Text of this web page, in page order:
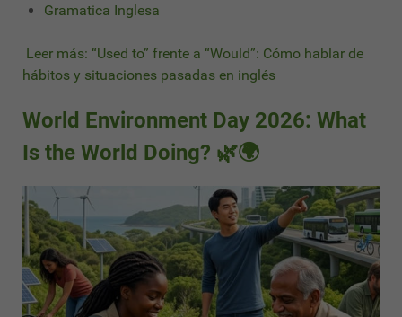
Gramatica Inglesa
Leer más: “Used to” frente a “Would”: Cómo hablar de
hábitos y situaciones pasadas en inglés
World Environment Day 2026: What
Is the World Doing? 🌿🌍